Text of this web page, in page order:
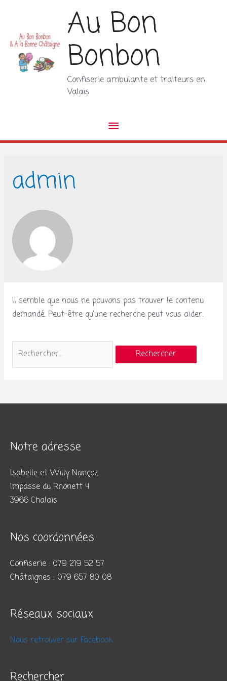
contenu
Au Bon
Bonbon
Confiserie ambulante et traiteurs en
Valais
Menu
principal
admin
Il semble que nous ne pouvons pas trouver le contenu
demandé. Peut-être qu’une recherche peut vous aider.
Rechercher :
Notre adresse
Isabelle et Willy Nançoz
Impasse du Rhonett 4
3966 Chalais
Nos coordonnées
Confiserie : 079 219 52 57
Châtaignes : 079 657 80 08
Réseaux sociaux
Nous retrouver sur Facebook
Rechercher